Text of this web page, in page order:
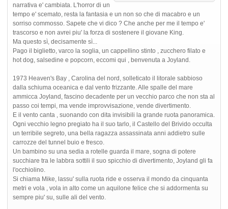
narrativa e' cambiata. L'horror di un
tempo e' scemato, resta la fantasia e un non so che di macabro e un
sorriso commosso. Sapete che vi dico ? Che anche per me il tempo e'
trascorso e non avrei piu' la forza di sostenere il giovane King.
Ma questo sì, decisamente sì...
Pago il biglietto, varco la soglia, un cappellino stinto , zucchero filato e
hot dog, salsedine e popcorn, eccomi qui , benvenuta a Joyland.
1973 Heaven's Bay , Carolina del nord, solleticato il litorale sabbioso
dalla schiuma oceanica e dal vento frizzante. Alle spalle del mare
ammicca Joyland, fascino decadente per un vecchio parco che non sta al
passo coi tempi, ma vende improvvisazione, vende divertimento.
E il vento canta , suonando con dita invisibili la grande ruota panoramica.
Ogni vecchio legno pregiato ha il suo tarlo, il Castello del Brivido occulta
un terribile segreto, una bella ragazza assassinata anni addietro sulle
carrozze del tunnel buio e fresco.
Un bambino su una sedia a rotelle guarda il mare, sogna di potere
succhiare tra le labbra sottili il suo spicchio di divertimento, Joyland gli fa
l'occhiolino.
Si chiama Mike, lassu' sulla ruota ride e osserva il mondo da cinquanta
metri e vola , vola in alto come un aquilone felice che si addormenta su
sempre piu' su, sulle ali del vento.